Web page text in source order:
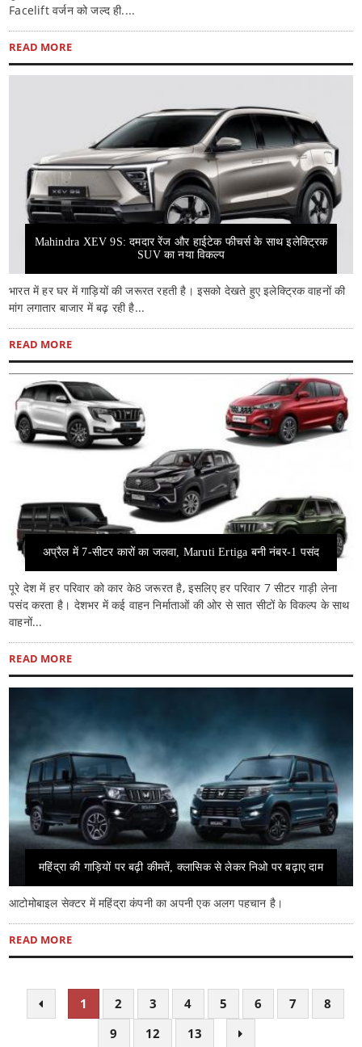
Facelift वर्जन को जल्‍द ही....
READ MORE
Mahindra XEV 9S: दमदार रेंज और हाईटेक फीचर्स के साथ इलेक्ट्रिक
SUV का नया विकल्प
भारत में हर घर में गाड़ियों की जरूरत रहती है। इसको देखते हुए इलेक्ट्रिक वाहनों की
मांग लगातार बाजार में बढ़ रही है...
READ MORE
अप्रैल में 7-सीटर कारों का जलवा, Maruti Ertiga बनी नंबर-1 पसंद
पूरे देश में हर परिवार को कार के8 जरूरत है, इसलिए हर परिवार 7 सीटर गाड़ी लेना
पसंद करता है। देशभर में कई वाहन निर्माताओं की ओर से सात सीटों के विकल्‍प के साथ
वाहनों...
READ MORE
महिंद्रा की गाड़ियों पर बढ़ी कीमतें, क्लासिक से लेकर निओ पर बढ़ाए दाम
आटोमोबाइल सेक्टर में महिंद्रा कंपनी का अपनी एक अलग पहचान है।
READ MORE
1 2 3 4 5 6 7
8
9
12 13